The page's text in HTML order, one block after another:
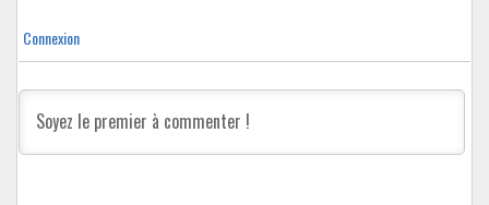
Connexion